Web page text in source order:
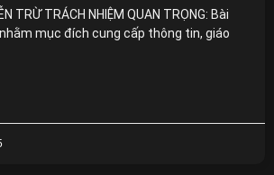
TRỪ TRÁCH NHIỆM QUAN TRỌNG: Bài
mục đích cung cấp thông tin, giáo